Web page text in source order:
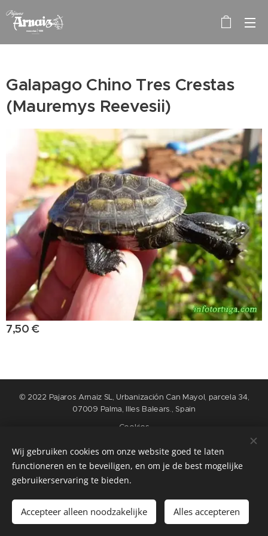
Galapago Chino Tres Crestas
(Mauremys Reevesii)
7,50 €
Añadir a la cesta
© 2022 Pajaros Arnaiz SL, Urbanización Can Mayol, parcela 34,
07009 Palma, Illes Balears., Spain
Cookies
Idiomas
Nederlands
English Español Français
Wij gebruiken cookies om onze website goed te laten
functioneren en te beveiligen, en om je de best mogelijke
gebruikerservaring te bieden.
Accepteer alleen noodzakelijke Alles accepteren